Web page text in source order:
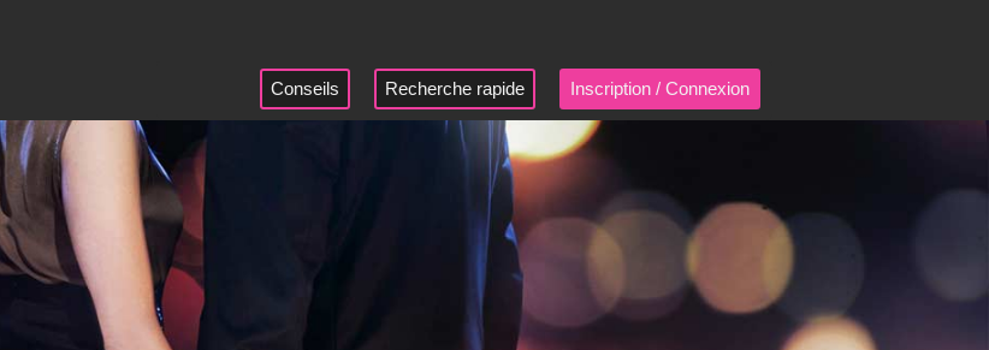
Inscription / Connexion
Recherche rapide
Conseils